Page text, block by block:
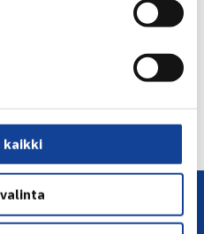
kaikki
Tennisliigan